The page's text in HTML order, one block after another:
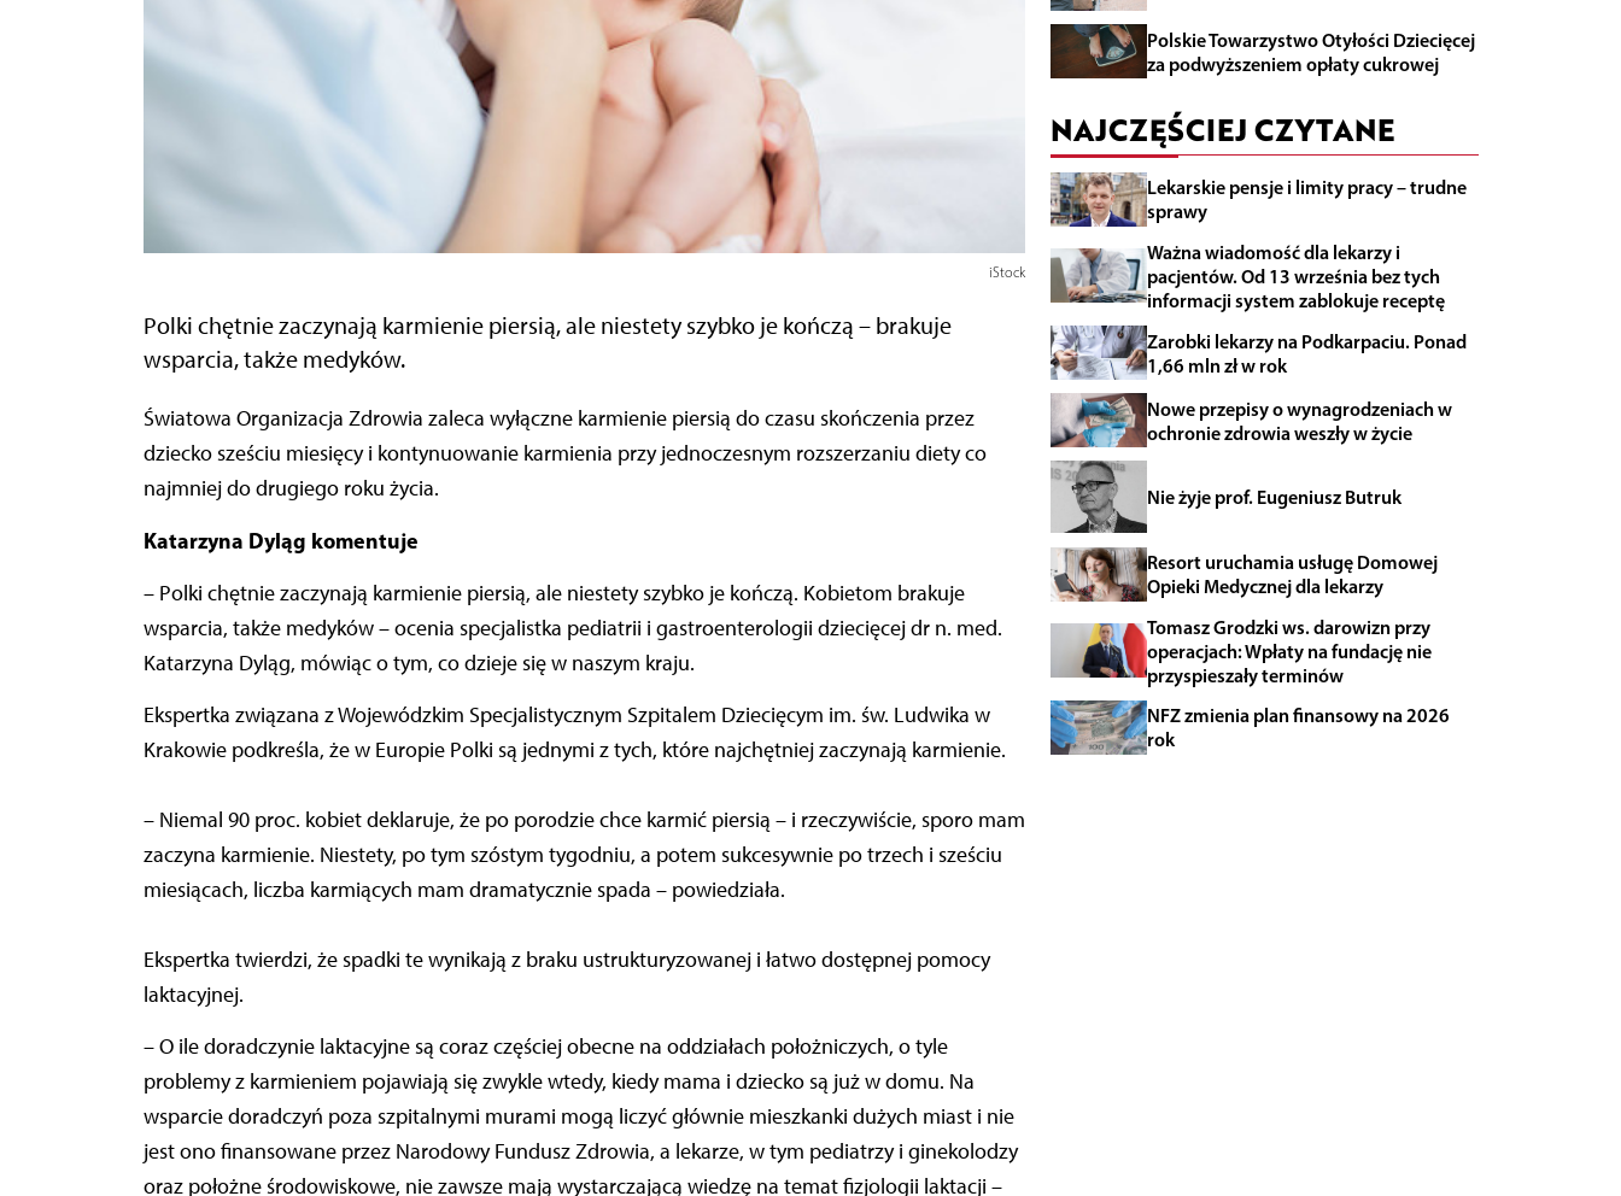
iStock
Polki chętnie zaczynają karmienie piersią, ale niestety szybko je kończą – brakuje
wsparcia, także medyków.
Światowa Organizacja Zdrowia zaleca wyłączne karmienie piersią do czasu skończenia przez
dziecko sześciu miesięcy i kontynuowanie karmienia przy jednoczesnym rozszerzaniu diety co
najmniej do drugiego roku życia.
Katarzyna Dyląg komentuje
– Polki chętnie zaczynają karmienie piersią, ale niestety szybko je kończą. Kobietom brakuje
wsparcia, także medyków – ocenia specjalistka pediatrii i gastroenterologii dziecięcej dr n. med.
Katarzyna Dyląg, mówiąc o tym, co dzieje się w naszym kraju.
Ekspertka związana z Wojewódzkim Specjalistycznym Szpitalem Dziecięcym im. św. Ludwika w
Krakowie podkreśla, że w Europie Polki są jednymi z tych, które najchętniej zaczynają karmienie.
– Niemal 90 proc. kobiet deklaruje, że po porodzie chce karmić piersią – i rzeczywiście, sporo mam
zaczyna karmienie. Niestety, po tym szóstym tygodniu, a potem sukcesywnie po trzech i sześciu
miesiącach, liczba karmiących mam dramatycznie spada – powiedziała.
Ekspertka twierdzi, że spadki te wynikają z braku ustrukturyzowanej i łatwo dostępnej pomocy
laktacyjnej.
– O ile doradczynie laktacyjne są coraz częściej obecne na oddziałach położniczych, o tyle
problemy z karmieniem pojawiają się zwykle wtedy, kiedy mama i dziecko są już w domu. Na
wsparcie doradczyń poza szpitalnymi murami mogą liczyć głównie mieszkanki dużych miast i nie
jest ono finansowane przez Narodowy Fundusz Zdrowia, a lekarze, w tym pediatrzy i ginekolodzy
oraz położne środowiskowe, nie zawsze mają wystarczającą wiedzę na temat fizjologii laktacji –
Polskie Towarzystwo Otyłości Dziecięcej
za podwyższeniem opłaty cukrowej
NAJCZĘŚCIEJ CZYTANE
Lekarskie pensje i limity pracy – trudne
sprawy
Ważna wiadomość dla lekarzy i
pacjentów. Od 13 września bez tych
informacji system zablokuje receptę
Zarobki lekarzy na Podkarpaciu. Ponad
1,66 mln zł w rok
Nowe przepisy o wynagrodzeniach w
ochronie zdrowia weszły w życie
Nie żyje prof. Eugeniusz Butruk
Resort uruchamia usługę Domowej
Opieki Medycznej dla lekarzy
Tomasz Grodzki ws. darowizn przy
operacjach: Wpłaty na fundację nie
przyspieszały terminów
NFZ zmienia plan finansowy na 2026
rok